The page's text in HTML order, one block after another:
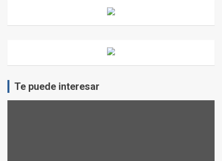
Te puede interesar